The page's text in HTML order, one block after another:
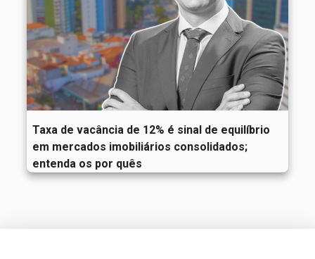
Taxa de vacância de 12% é sinal de equilíbrio
em mercados imobiliários consolidados;
entenda os por quês